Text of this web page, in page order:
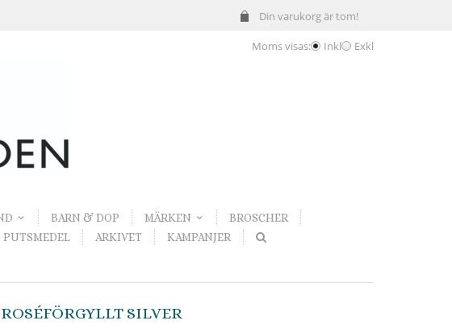
Din varukorg är tom!
Moms visas: Inkl Exkl
BARN & DOP MÄRKEN
BROSCHER
PUTSMEDEL ARKIVET KAMPANJER
SILVER